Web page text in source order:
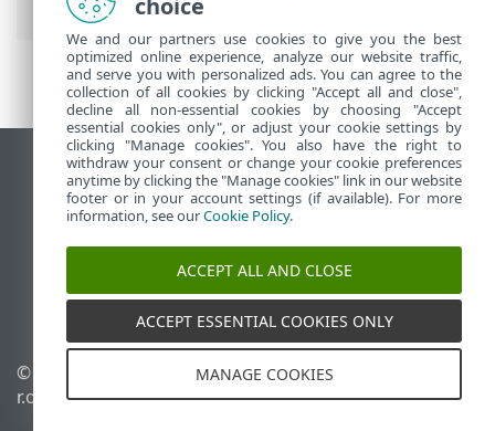
Afficher le site des postes de travail
End of Life
Base de connaissances ESET
Forum ESET
ESET Status Portal
Support régional
© 1992 - 2026 ESET, spol. s
r.o. - Tous droits réservés.
Politique relative aux
choice
We and our partners use cookies to give you the best
optimized online experience, analyze our website traffic,
and serve you with personalized ads. You can agree to the
collection of all cookies by clicking "Accept all and close",
decline all non-essential cookies by choosing "Accept
essential cookies only", or adjust your cookie settings by
clicking "Manage cookies". You also have the right to
withdraw your consent or change your cookie preferences
anytime by clicking the "Manage cookies" link in our website
footer or in your account settings (if available). For more
information, see ourCookie Policy.
ACCEPT ALL AND CLOSE
ACCEPT ESSENTIAL COOKIES ONLY
MANAGE COOKIES